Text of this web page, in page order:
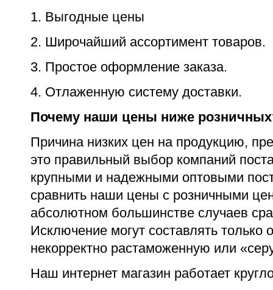
1. Выгодные цены
2. Широчайший ассортимент товаров.
3. Простое оформление заказа.
4. Отлаженную систему доставки.
Почему наши цены ниже
Причина низких цен на продукцию,
это правильный выбор компаний
крупными и надежными оптовыми
сравнить наши цены с розничными
абсолютном большинстве случаев
Исключение могут составлять
некорректно растаможенную или
Наш интернет магазин работает